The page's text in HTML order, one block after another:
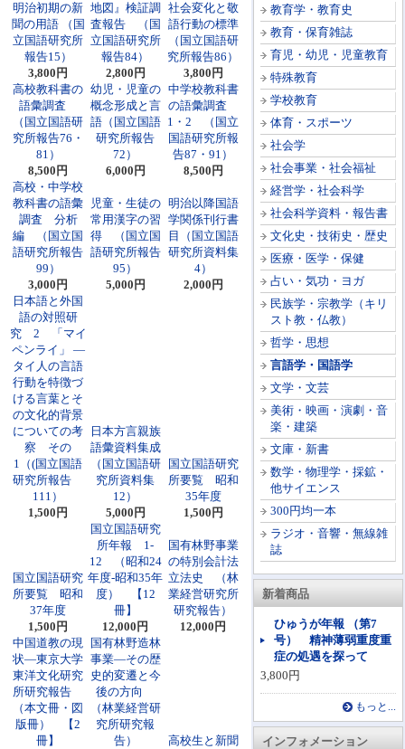
教育学・教育史
教育・保育雑誌
育児・幼児・児童教育
特殊教育
学校教育
体育・スポーツ
社会学
社会事業・社会福祉
経営学・社会科学
社会科学資料・報告書
文化史・技術史・歴史
医療・医学・保健
占い・気功・ヨガ
民族学・宗教学（キリ
スト教・仏教）
哲学・思想
言語学・国語学
文学・文芸
美術・映画・演劇・音
楽・建築
文庫・新書
数学・物理学・採鉱・
他サイエンス
300円均一本
ラジオ・音響・無線雑
誌
新着商品
ひゅうが年報 （第7
号） 精神薄弱重度重
症の処遇を探って
3,800円
もっと...
インフォメーション
明治初期の新
聞の用語 （国
立国語研究所
報告15）
3,800円
地図』検証調
査報告 （国
立国語研究所
報告84）
2,800円
社会変化と敬
語行動の標準
（国立国語研
究所報告86）
3,800円
高校教科書の
語彙調査
（国立国語研
究所報告76・
81）
8,500円
幼児・児童の
概念形成と言
語（国立国語
研究所報告
72）
6,000円
中学校教科書
の語彙調査
1・2 （国立
国語研究所報
告87・91）
8,500円
高校・中学校
教科書の語彙
調査 分析
編 （国立国
語研究所報告
99）
3,000円
児童・生徒の
常用漢字の習
得 （国立国
語研究所報告
95）
5,000円
明治以降国語
学関係刊行書
目（国立国語
研究所資料集
4）
2,000円
日本語と外国
語の対照研
究 2 「マイ
ペンライ」 ―
タイ人の言語
行動を特徴づ
ける言葉とそ
の文化的背景
についての考
察 その
1（(国立国語
研究所報告
111）
1,500円
日本方言親族
語彙資料集成
（国立国語研
究所資料集
12）
5,000円
国立国語研究
所要覧 昭和
35年度
1,500円
国立国語研究
所要覧 昭和
37年度
1,500円
国立国語研究
所年報 1-
12 （昭和24
年度-昭和35年
度） 【12
冊】
12,000円
国有林野事業
の特別会計法
立法史 （林
業経営研究所
研究報告）
12,000円
中国道教の現
状―東京大学
東洋文化研究
所研究報告
（本文冊・図
版冊） 【2
冊】
国有林野造林
事業―その歴
史的変遷と今
後の方向
（林業経営研
究所研究報
告）
高校生と新聞